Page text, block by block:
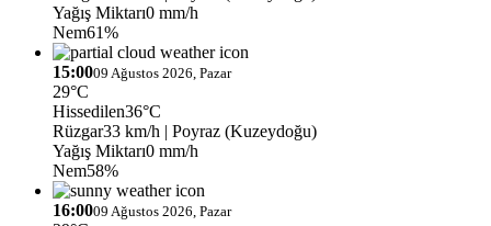
Yağış Miktarı0 mm/h
Nem61%
15:0009 Ağustos 2026, Pazar
29°C
Hissedilen36°C
Rüzgar33 km/h | Poyraz (Kuzeydoğu)
Yağış Miktarı0 mm/h
Nem58%
16:0009 Ağustos 2026, Pazar